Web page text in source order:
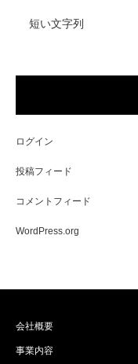
短い文字列
ログイン
投稿フィード
コメントフィード
WordPress.org
会社概要
事業内容